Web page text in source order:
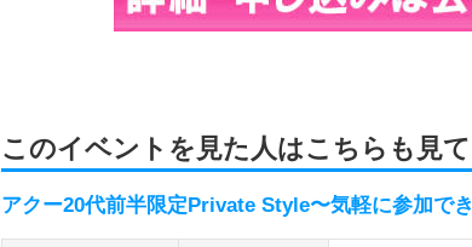
このイベントを見た人はこちらも見
アクー20代前半限定Private Style〜気軽に参加で